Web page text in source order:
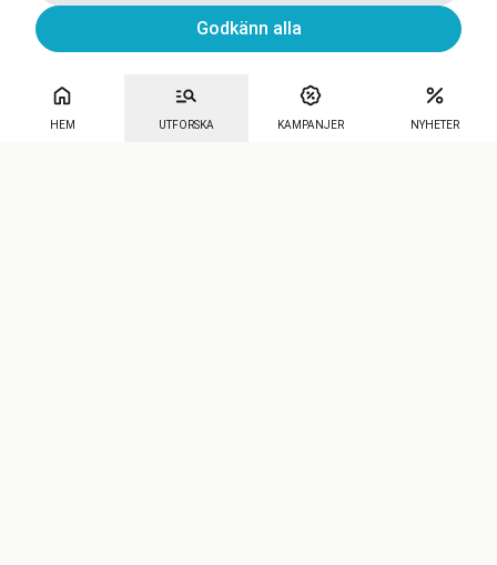
HEM UTFORSKA KAMPANJER NYHETER
Godkänn alla